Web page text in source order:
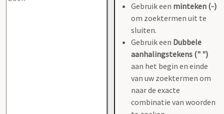
Gebruik een minteken (-)
om zoektermen uit te
sluiten.
Gebruik een Dubbele
aanhalingstekens (" ")
aan het begin en einde
van uw zoektermen om
naar de exacte
combinatie van woorden